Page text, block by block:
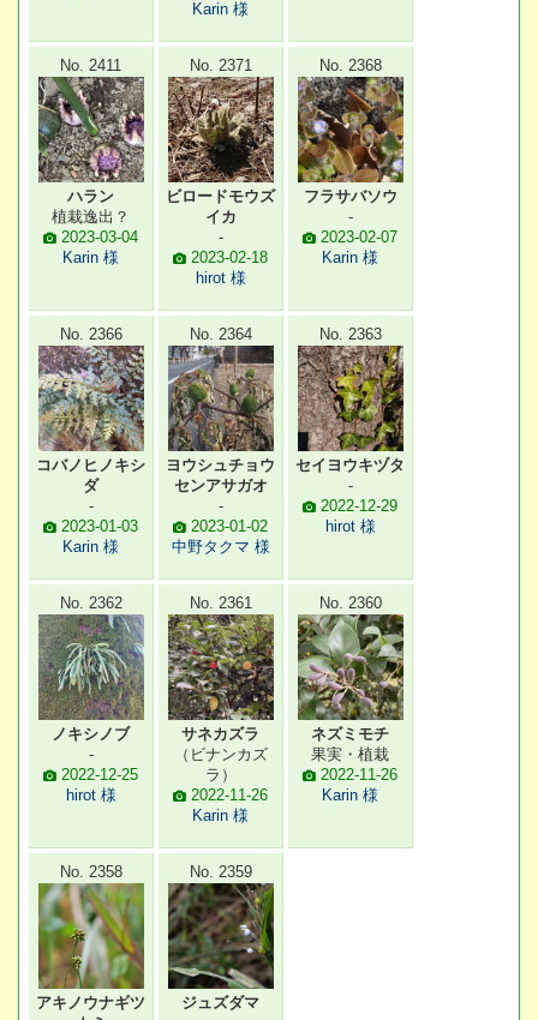
Karin 様
No. 2411
ハラン
植栽逸出？
2023-03-04
Karin 様
No. 2371
ビロードモウズ
イカ
-
2023-02-18
hirot 様
No. 2368
フラサバソウ
-
2023-02-07
Karin 様
No. 2366
コバノヒノキシ
ダ
-
2023-01-03
Karin 様
No. 2364
ヨウシュチョウ
センアサガオ
-
2023-01-02
中野タクマ 様
No. 2363
セイヨウキヅタ
-
2022-12-29
hirot 様
No. 2362
ノキシノブ
-
2022-12-25
hirot 様
No. 2361
サネカズラ
（ビナンカズ
ラ）
2022-11-26
Karin 様
No. 2360
ネズミモチ
果実・植栽
2022-11-26
Karin 様
No. 2358
アキノウナギツ
No. 2359
ジュズダマ